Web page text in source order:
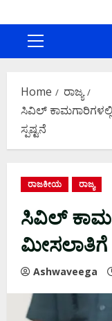
Primary
Home
ರಾಜ್ಯ
ಸಿವಿಲ್
ಸ್ಪಷ್ಟನೆ
ರಾಜಕೀಯ ರಾಜ್ಯ
ಸಿವಿಲ್
ಮೀಸಲಾತಿಗೆ
Ashwaveega